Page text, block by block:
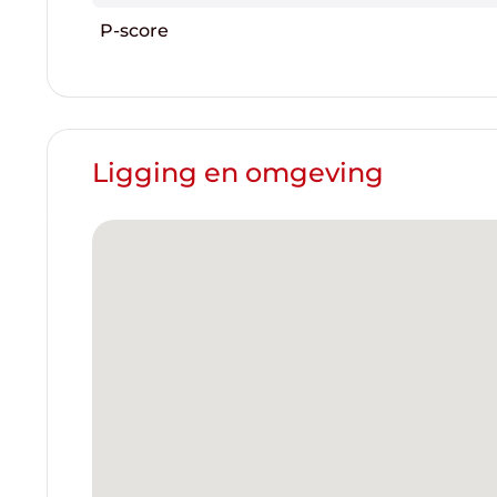
P-score
Ligging en omgeving